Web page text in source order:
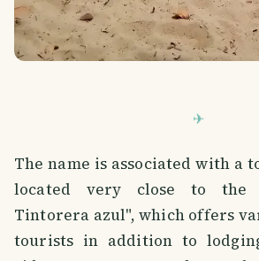
The name is associated with a
located very close to the
Tintorera azul", which offers
tourists in addition to